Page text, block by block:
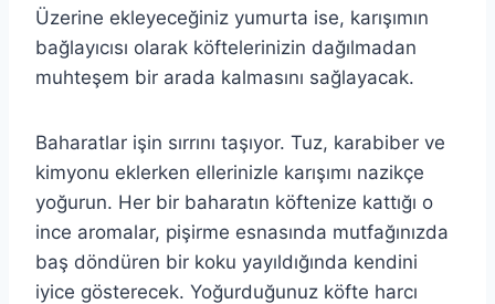
Üzerine ekleyeceğiniz yumurta ise, karışımın
bağlayıcısı olarak köftelerinizin dağılmadan
muhteşem bir arada kalmasını sağlayacak.
Baharatlar işin sırrını taşıyor. Tuz, karabiber ve
kimyonu eklerken ellerinizle karışımı nazikçe
yoğurun. Her bir baharatın köftenize kattığı o
ince aromalar, pişirme esnasında mutfağınızda
baş döndüren bir koku yayıldığında kendini
iyice gösterecek. Yoğurduğunuz köfte harcı